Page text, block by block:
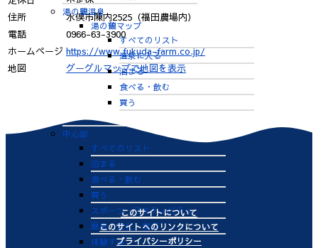
湯の鶴温泉
湯の鶴マップ
すべてのリスト
温泉に入る
泊まる
食べる・飲む
買う
中心部
すべてのリスト
泊まる
食べる・飲む
買う
スポーツ・アクティビティ
歴史・文化・学ぶ
体験する
住所
水俣市陳内2525（福田農場内）
電話
0966-63-3900
ホームページ https://www.fukuda-farm.co.jp/
地図
グーグルマップで地図を表示
このサイトについて
このサイトへのリンクについて
プライバシーポリシー